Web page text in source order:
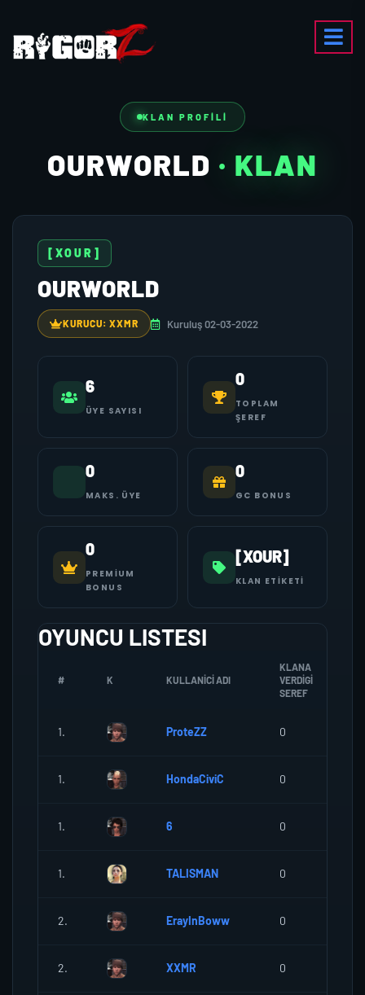
KLAN PROFILI
OURWORLD · KLAN
[XOUR]
OURWORLD
KURUCU: XXMR Kuruluş 02-03-2022
6
ÜYE SAYISI
0
TOPLAM
ŞEREF
0
MAKS. ÜYE
0
GC BONUS
0
PREMIUM
BONUS
[XOUR]
KLAN ETIKETI
OYUNCU LISTESI
# K KULLANICI ADI
KLANA
VERDIGI
SEREF
1. ProteZZ 0
1. HondaCiviC 0
1. 6 0
1. TALISMAN 0
2. ErayInBoww 0
2. XXMR 0